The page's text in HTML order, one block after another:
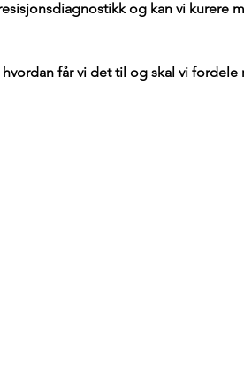
og kan vi kurere
får vi det til og skal vi fordele